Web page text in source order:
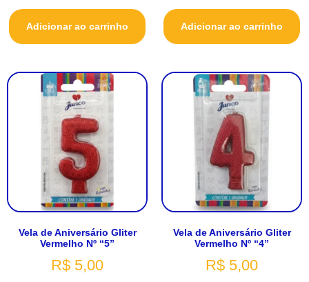
Adicionar ao carrinho Adicionar ao carrinho
Vela de Aniversário Gliter
Vermelho Nº “5”
R$ 5,00
Vela de Aniversário Gliter
Vermelho Nº “4”
R$ 5,00